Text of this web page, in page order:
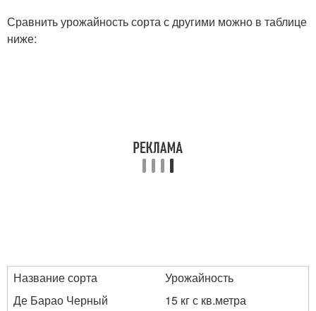
Сравнить урожайность сорта с другими можно в таблице
ниже:
Название сорта
Урожайность
Де Барао Черный
15 кг с кв.метра